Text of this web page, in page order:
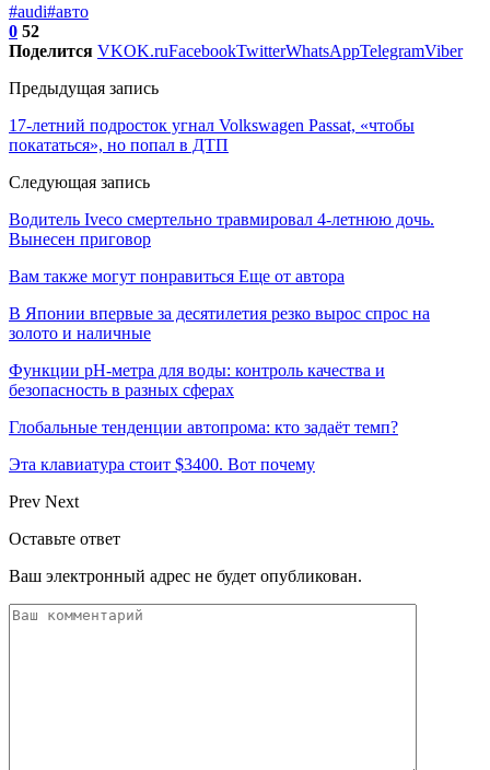
#audi#авто
0 52
Поделится VKOK.ruFacebookTwitterWhatsAppTelegramViber
Предыдущая запись
17-летний подросток угнал Volkswagen Passat, «чтобы
покататься», но попал в ДТП
Следующая запись
Водитель Iveco смертельно травмировал 4-летнюю дочь.
Вынесен приговор
Вам также могут понравиться Еще от автора
В Японии впервые за десятилетия резко вырос спрос на
золото и наличные
Функции pH-метра для воды: контроль качества и
безопасность в разных сферах
Глобальные тенденции автопрома: кто задаёт темп?
Эта клавиатура стоит $3400. Вот почему
Prev Next
Оставьте ответ
Ваш электронный адрес не будет опубликован.